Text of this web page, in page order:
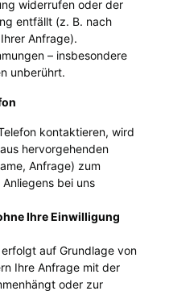
widerrufen oder der
entfällt (z. B. nach
Anfrage).
– insbesondere
unberührt.
kontaktieren, wird
hervorgehenden
Anfrage) zum
bei uns
Ihre Einwilligung
auf Grundlage von
Ihre Anfrage mit der
oder zur